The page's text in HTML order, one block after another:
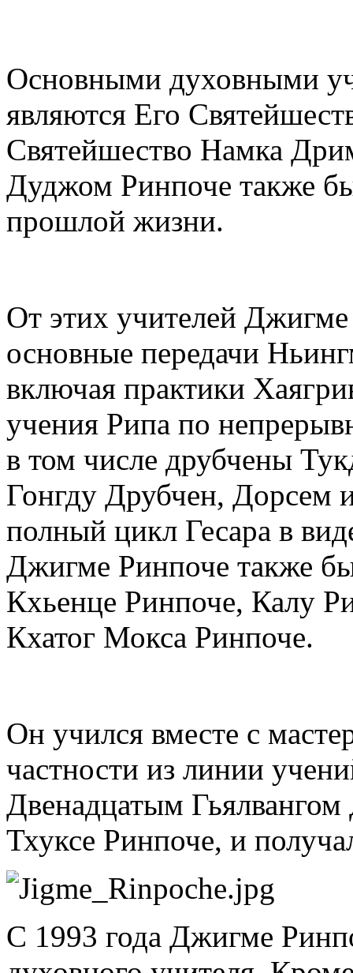
Основными духовными
являются Его
Святейшество Намка
Дуджом Ринпоче также
прошлой жизни.
От этих учителей
основные передачи
включая практики
учения Рипа по
в том числе друбчены
Гонгду Друбчен, Дорсем
полный цикл Гесара в
Джигме Ринпоче также
Кхьенце Ринпоче, Калу
Кхатог Мокса Ринпоче.
Он учился вместе с
частности из линии
Двенадцатым
Тхуксе Ринпоче, и
С 1993 года Джигме